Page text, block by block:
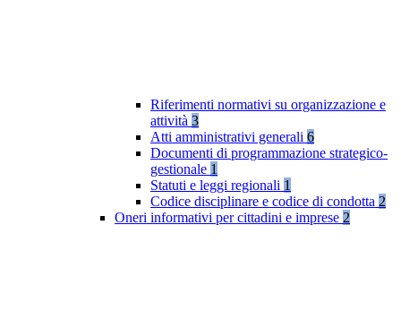
Riferimenti normativi su organizzazione e
attività 3
Atti amministrativi generali 6
Documenti di programmazione strategico-
gestionale 1
Statuti e leggi regionali 1
Codice disciplinare e codice di condotta 2
Oneri informativi per cittadini e imprese 2